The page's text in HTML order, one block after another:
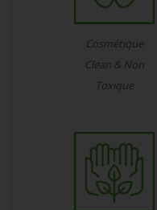
Cosmétique
Clean & Non
Toxique